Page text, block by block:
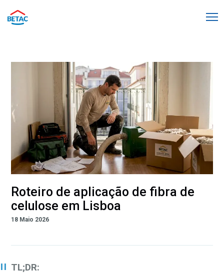
Roteiro de aplicação de fibra de
celulose em Lisboa
18 Maio 2026
TL;DR: